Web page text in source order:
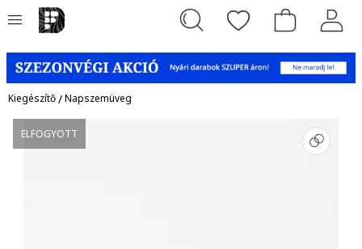
Kiegészítő/Napszemüveg
ELFOGYOTT